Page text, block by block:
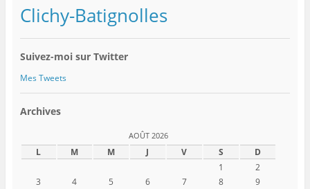
Clichy-Batignolles
Suivez-moi sur Twitter
Mes Tweets
Archives
AOÛT 2026
L M M J V S D
1
2
3
4 5 6 7 8
9